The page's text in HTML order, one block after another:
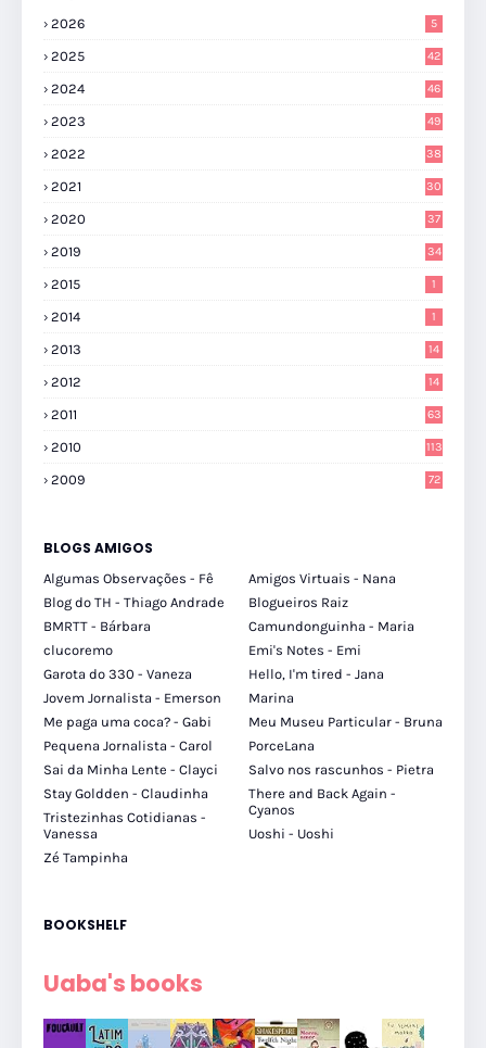
2026 5
2025 42
2024 46
2023 49
2022 38
2021 30
2020 37
2019 34
2015 1
2014 1
2013 14
2012 14
2011 63
2010 113
2009 72
BLOGS AMIGOS
Algumas Observações - Fê
Amigos Virtuais - Nana
Blog do TH - Thiago Andrade
Blogueiros Raiz
BMRTT - Bárbara
Camundonguinha - Maria
clucoremo
Emi's Notes - Emi
Garota do 330 - Vaneza
Hello, I'm tired - Jana
Jovem Jornalista - Emerson
Marina
Me paga uma coca? - Gabi
Meu Museu Particular - Bruna
Pequena Jornalista - Carol
PorceLana
Sai da Minha Lente - Clayci
Salvo nos rascunhos - Pietra
Stay Goldden - Claudinha
There and Back Again -
Cyanos
Tristezinhas Cotidianas -
Vanessa
Uoshi - Uoshi
Zé Tampinha
BOOKSHELF
Uaba's books